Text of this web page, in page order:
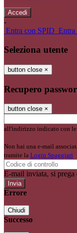
-
Entra con SPID Entra
Seleziona utente
button close ×
Recupero
button close ×
all'indirizzo indicato con le
Non hai una e-mail
tramite la Login Spaggiari
E-mail inviata, si prega
Errore
Chiudi
Successo